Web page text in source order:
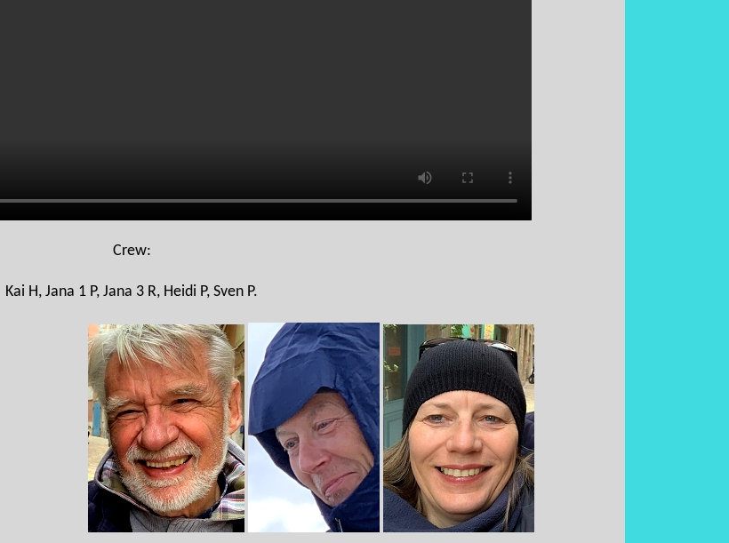
Crew:
Kai H, Jana 1 P, Jana 3 R, Heidi P, Sven P.